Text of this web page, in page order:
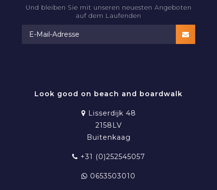
Und bleiben Sie mit unseren neuesten Angeboten
auf dem Laufenden
Look good on beach and boardwalk
Lisserdijk 48
2158LV
Buitenkaag
+31 (0)252545057
0653503010